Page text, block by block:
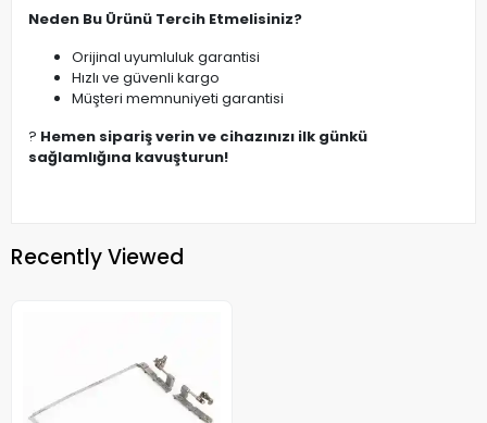
Neden Bu Ürünü Tercih Etmelisiniz?
Orijinal uyumluluk garantisi
Hızlı ve güvenli kargo
Müşteri memnuniyeti garantisi
? Hemen sipariş verin ve cihazınızı ilk günkü
sağlamlığına kavuşturun!
Recently Viewed